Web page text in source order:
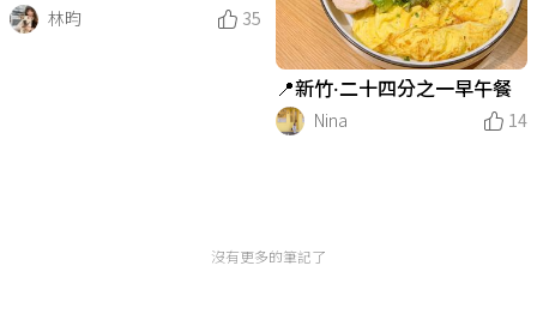
林昀
35
📍新竹·二十四分之一早午餐
Nina
14
沒有更多的筆記了